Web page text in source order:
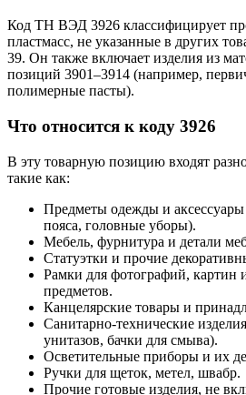
Код ТН ВЭД 3926 классифицирует
пластмасс, не указанные в других
39. Он также включает изделия из
позиций 3901–3914 (например,
полимерные пасты).
Что относится к коду 3926
В эту товарную позицию входят
такие как:
Предметы одежды и
пояса, головные уборы).
Мебель, фурнитура и детали
Статуэтки и прочие
Рамки для фотографий, картин
предметов.
Канцелярские товары и
Санитарно-технические
унитазов, бачки для смыва).
Осветительные приборы и их
Ручки для щеток, метел, швабр.
Прочие готовые изделия, не